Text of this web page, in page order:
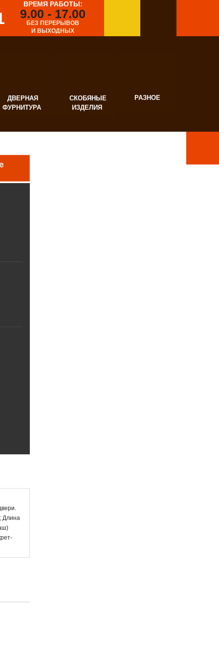
СКОБЯНЫЕ
ИЗДЕЛИЯ
РАЗНОЕ
ВРЕМЯ РАБОТЫ:
9.00 - 17.00
БЕЗ ПЕРЕРЫВОВ
И ВЫХОДНЫХ
Длина